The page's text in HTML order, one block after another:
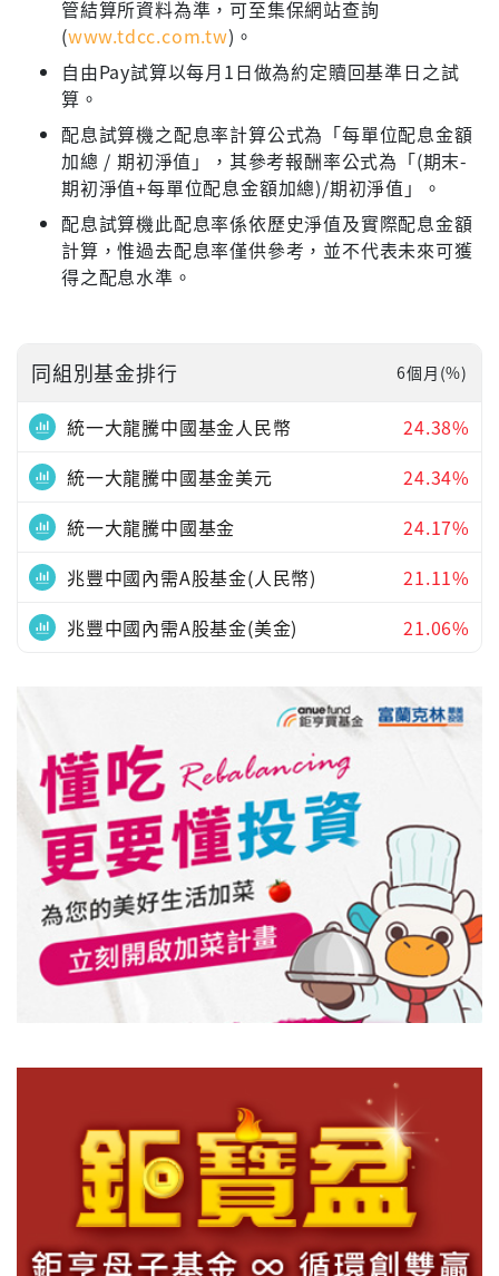
管結算所資料為準，可至集保網站查詢
(www.tdcc.com.tw)。
自由Pay試算以每月1日做為約定贖回基準日之試
算。
配息試算機之配息率計算公式為「每單位配息金額
加總 / 期初淨值」，其參考報酬率公式為「(期末-
期初淨值+每單位配息金額加總)/期初淨值」。
配息試算機此配息率係依歷史淨值及實際配息金額
計算，惟過去配息率僅供參考，並不代表未來可獲
得之配息水準。
同組別基金排行 6個月(%)
統一大龍騰中國基金人民幣
24.38%
統一大龍騰中國基金美元
24.34%
統一大龍騰中國基金
24.17%
兆豐中國內需A股基金(人民幣)
21.11%
兆豐中國內需A股基金(美金)
21.06%